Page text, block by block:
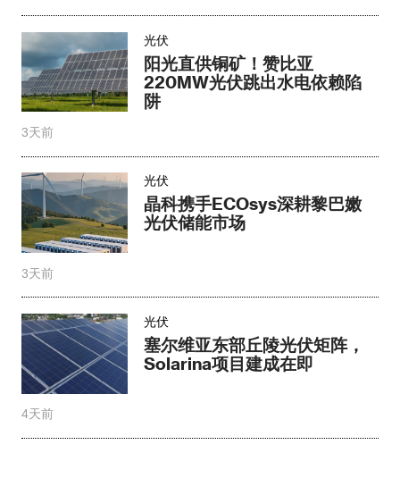
光伏
阳光直供铜矿！赞比亚
220MW光伏跳出水电依赖陷
阱
3天前
光伏
晶科携手ECOsys深耕黎巴嫩
光伏储能市场
3天前
光伏
塞尔维亚东部丘陵光伏矩阵，
Solarina项目建成在即
4天前